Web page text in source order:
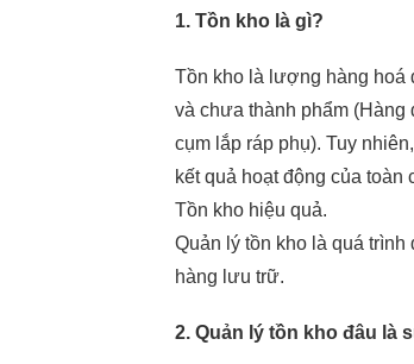
1. Tồn kho là gì?
Tồn kho là lượng hàng hoá
và chưa thành phẩm (Hàng
cụm lắp ráp phụ). Tuy
kết quả hoạt động của
Tồn kho hiệu quả.
Quản lý tồn kho là quá
hàng lưu trữ.
2. Quản lý tồn kho đâu là